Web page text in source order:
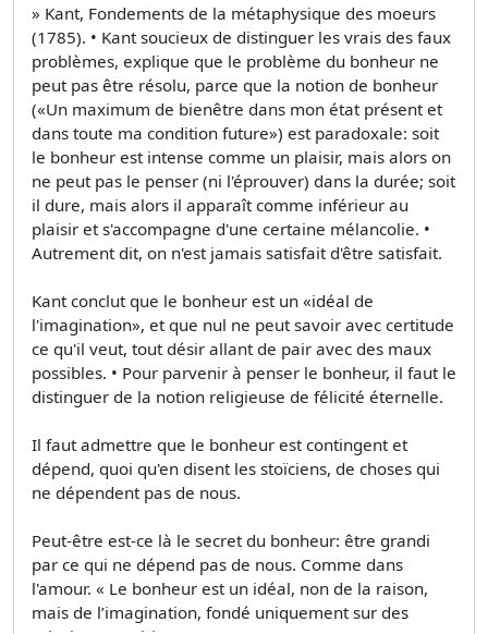
» Kant, Fondements de la métaphysique des moeurs
(1785). • Kant soucieux de distinguer les vrais des faux
problèmes, explique que le problème du bonheur ne
peut pas être résolu, parce que la notion de bonheur
(«Un maximum de bienêtre dans mon état présent et
dans toute ma condition future») est paradoxale: soit
le bonheur est intense comme un plaisir, mais alors on
ne peut pas le penser (ni l'éprouver) dans la durée; soit
il dure, mais alors il apparaît comme inférieur au
plaisir et s'accompagne d'une certaine mélancolie. •
Autrement dit, on n'est jamais satisfait d'être satisfait.
Kant conclut que le bonheur est un «idéal de
l'imagination», et que nul ne peut savoir avec certitude
ce qu'il veut, tout désir allant de pair avec des maux
possibles. • Pour parvenir à penser le bonheur, il faut le
distinguer de la notion religieuse de félicité éternelle.
Il faut admettre que le bonheur est contingent et
dépend, quoi qu'en disent les stoïciens, de choses qui
ne dépendent pas de nous.
Peut-être est-ce là le secret du bonheur: être grandi
par ce qui ne dépend pas de nous. Comme dans
l'amour. « Le bonheur est un idéal, non de la raison,
mais de l’imagination, fondé uniquement sur des